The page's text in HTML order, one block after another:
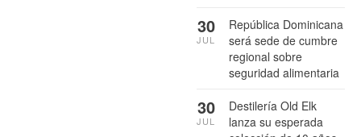
República Dominicana
será sede de cumbre
regional sobre
seguridad alimentaria
30
JUL
Destilería Old Elk
lanza su esperada
30
JUL